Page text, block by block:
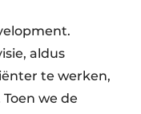
aldus
te werken,
we de